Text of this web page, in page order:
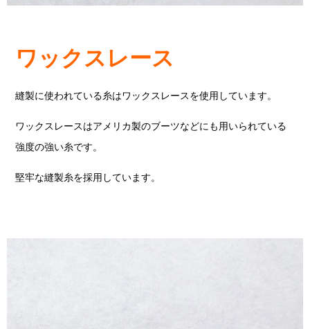
ワックスレース
縫製に使われている糸はワックスレースを使用しています。
ワックスレースはアメリカ製のブーツなどにも用いられている
強度の強い糸です。
堅牢な縫製糸を採用しています。